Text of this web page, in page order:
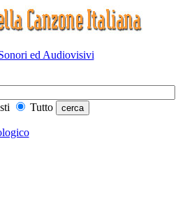
ed Audiovisivi
Tutto